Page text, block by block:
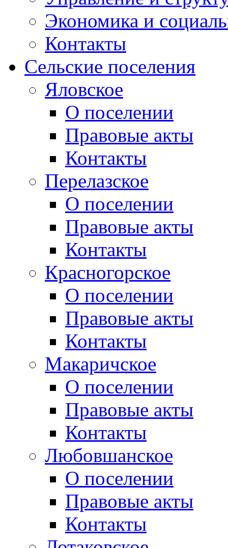
Экономика и
Контакты
Сельские поселения
Яловское
О поселении
Правовые акты
Контакты
Перелазское
О поселении
Правовые акты
Контакты
Красногорское
О поселении
Правовые акты
Контакты
Макаричское
О поселении
Правовые акты
Контакты
Любовшанское
О поселении
Правовые акты
Контакты